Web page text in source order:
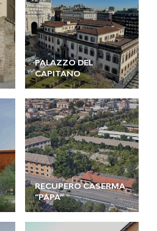
PALAZZO DEL
CAPITANO
RECUPERO CASERMA
“PAPA”